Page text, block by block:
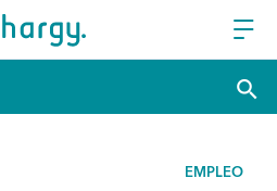
search
EMPLEO